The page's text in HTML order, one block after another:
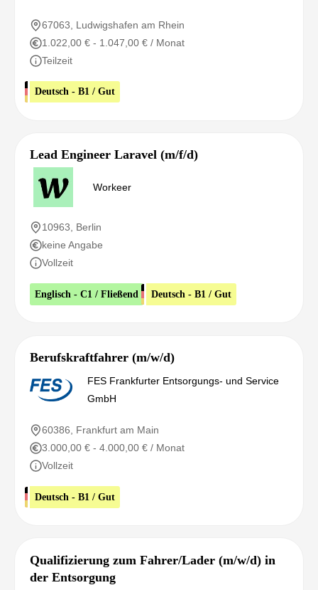
67063, Ludwigshafen am Rhein
1.022,00 € - 1.047,00 € / Monat
Teilzeit
Deutsch - B1 / Gut
Lead Engineer Laravel (m/f/d)
Workeer
10963, Berlin
keine Angabe
Vollzeit
Englisch - C1 / Fließend Deutsch - B1 / Gut
Berufskraftfahrer (m/w/d)
FES Frankfurter Entsorgungs- und Service
GmbH
60386, Frankfurt am Main
3.000,00 € - 4.000,00 € / Monat
Vollzeit
Deutsch - B1 / Gut
Qualifizierung zum Fahrer/Lader (m/w/d) in
der Entsorgung